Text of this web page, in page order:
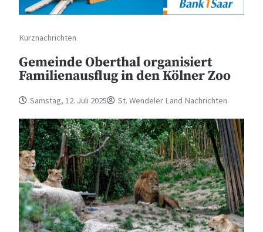
Kurznachrichten
Gemeinde Oberthal organisiert
Familienausflug in den Kölner Zoo
Samstag, 12. Juli 2025 St. Wendeler Land Nachrichten